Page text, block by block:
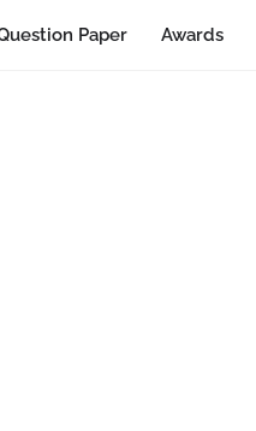
Paper Awards